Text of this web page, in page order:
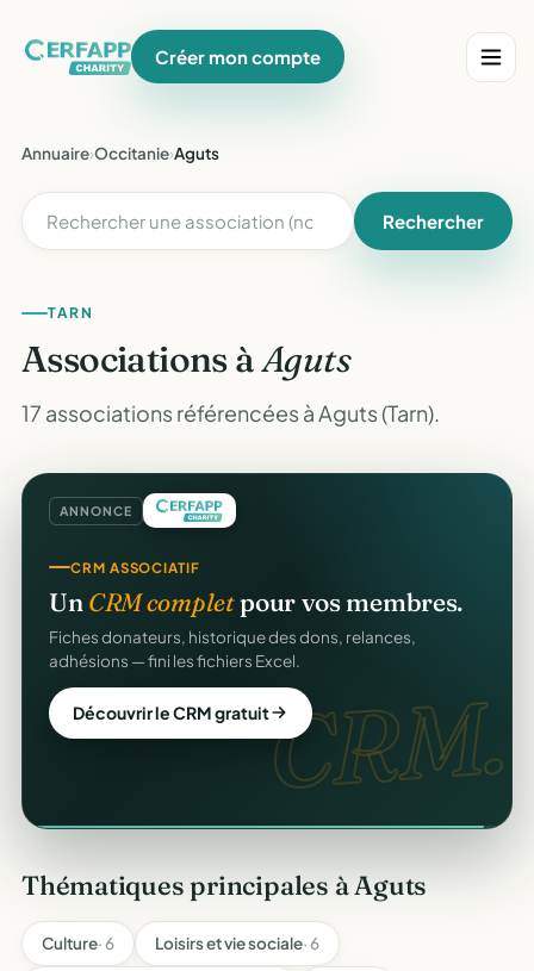
Créer mon compte
Annuaire›Occitanie›Aguts
Rechercher
TARN
Associations àAguts
17 associations référencées à Aguts (Tarn).
ANNONCE
REÇUS FISCAUX
Vos reçusCERFAautomatiques.
Générés et envoyés à vos donateurs en un clic,
conformes au modèle officiel n°11580.
Automatiser mes reçus CRM.
CRM ASSOCIATIF
UnCRM completpour vos membres.
Fiches donateurs, historique des dons, relances,
adhésions — fini les fichiers Excel.
Découvrir le CRM gratuit
Thématiques principales à Aguts
Culture· 6 Loisirs et vie sociale· 6